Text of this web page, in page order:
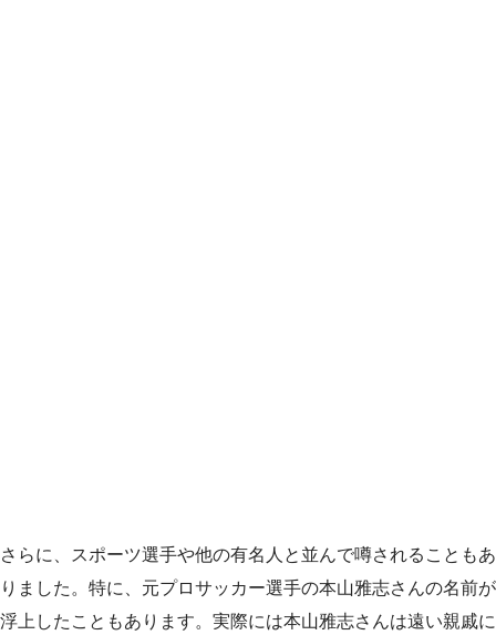
さらに、スポーツ選手や他の有名人と並んで噂されることもあ
りました。特に、元プロサッカー選手の本山雅志さんの名前が
浮上したこともあります。実際には本山雅志さんは遠い親戚に